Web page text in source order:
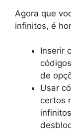
Agora que
infinitos, é
Inserir
de
Usar
certos